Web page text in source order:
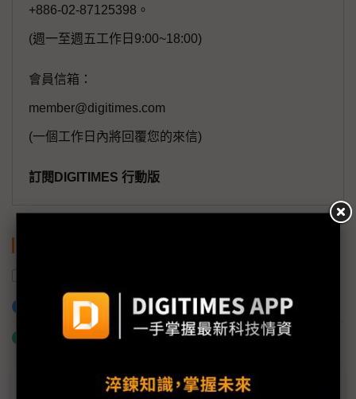
+886-02-87125398。
(週一至週五工作日9:00~18:00)
會員信箱：
member@digitimes.com
(一個工作日內將回覆您的來信)
訂閱DIGITIMES 行動版
加入已選取到「關鍵字追蹤」
什麼是「關鍵字追蹤」
議題精選－台廠立方衛星商機何在